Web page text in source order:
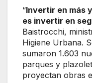
“Invertir en más
es invertir en
Baistrocchi,
Higiene Urbana.
sumaron 1.603
parques y
proyectan obras